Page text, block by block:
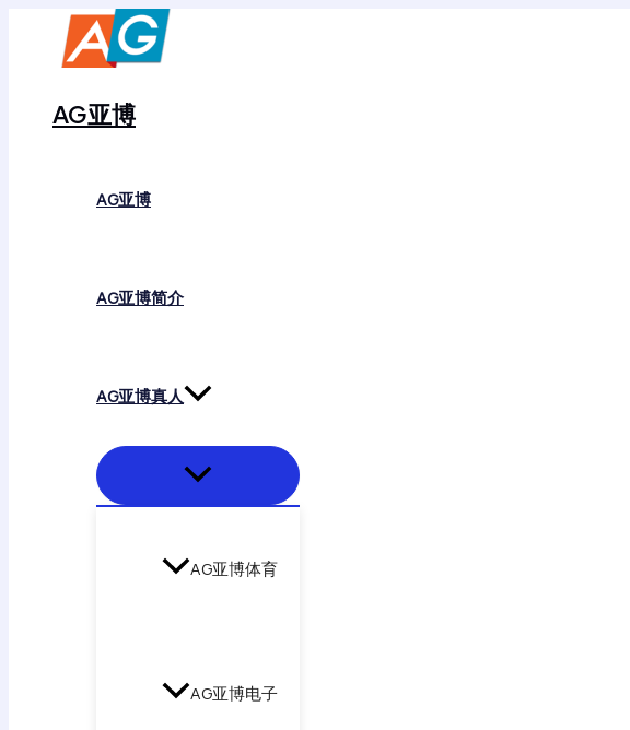
AG亚博
AG亚博
AG亚博简介
AG亚博真人
AG亚博体育
AG亚博电子